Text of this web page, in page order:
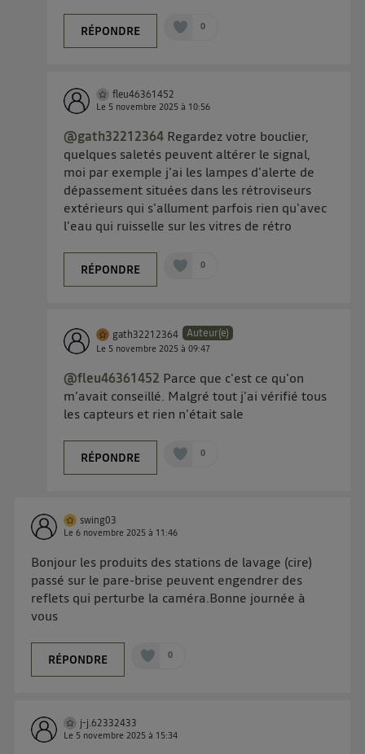
RÉPONDRE 0
fleu46361452
Le 5 novembre 2025 à 10:56
@gath32212364 Regardez votre bouclier,
quelques saletés peuvent altérer le signal,
moi par exemple j'ai les lampes d'alerte de
dépassement situées dans les rétroviseurs
extérieurs qui s'allument parfois rien qu'avec
l'eau qui ruisselle sur les vitres de rétro
RÉPONDRE 0
gath32212364 Auteur(e)
Le 5 novembre 2025 à09:47
@fleu46361452 Parce que c'est ce qu'on
m'avait conseillé. Malgré tout j'ai vérifié tous
les capteurs et rien n'était sale
RÉPONDRE 0
swing03
Le6 novembre 2025 à 11:46
Bonjour les produits des stations de lavage (cire)
passé sur le pare-brise peuvent engendrer des
reflets qui perturbe la caméra.Bonne journée à
vous
RÉPONDRE 0
j-j.62332433
Le 5 novembre 2025 à 15:34